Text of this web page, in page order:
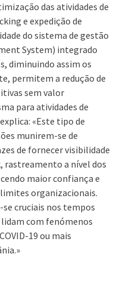
das atividades de
e expedição de
do sistema de gestão
System) integrado
diminuindo assim os
permitem a redução de
sem valor
para atividades de
«Este tipo de
munirem-se de
de fornecer visibilidade
rastreamento a nível dos
maior confiança e
organizacionais.
cruciais nos tempos
com fenómenos
19 ou mais